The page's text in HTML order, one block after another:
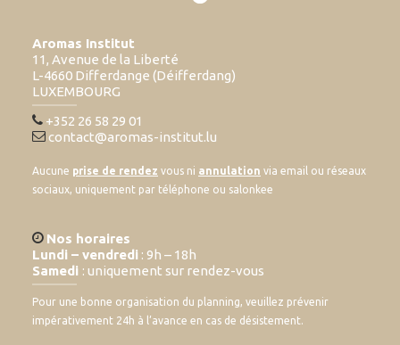
Aromas Institut
11, Avenue de la Liberté
L-4660 Differdange (Déifferdang)
LUXEMBOURG
+352 26 58 29 01
contact@aromas-institut.lu
Aucune prise de rendez vous ni annulation via email ou réseaux
sociaux, uniquement par téléphone ou salonkee
Nos horaires
Lundi – vendredi : 9h – 18h
Samedi : uniquement sur rendez-vous
Pour une bonne organisation du planning, veuillez prévenir
impérativement 24h à l’avance en cas de désistement.